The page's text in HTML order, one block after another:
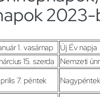
2023-
1. vasárnap Új Év napja
15. szerda
Nemzeti
7. péntek
Nagypéntek